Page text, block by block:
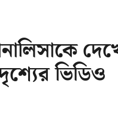
দেখে
ভিডিও